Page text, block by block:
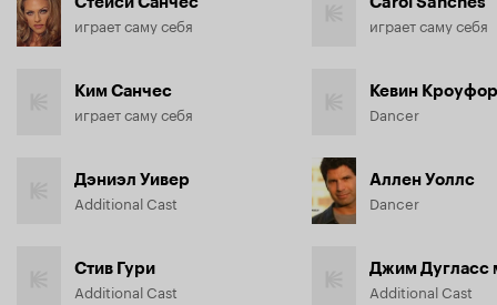
играет саму себя
Ким Санчес
играет саму себя
Дэниэл Уивер
Additional Cast
Стив Гури
Additional Cast
играет саму себя
Кевин
Dancer
Аллен Уоллс
Dancer
Джим Дугласс
Additional Cast